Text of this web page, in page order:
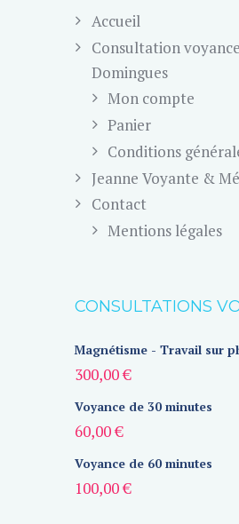
Accueil
Consultation
Domingues
Mon compte
Panier
Conditions
Jeanne Voyante &
Contact
Mentions légales
CONSULTATIONS
Magnétisme - Travail sur
300,00€
Voyance de 30 minutes
60,00€
Voyance de 60 minutes
100,00€